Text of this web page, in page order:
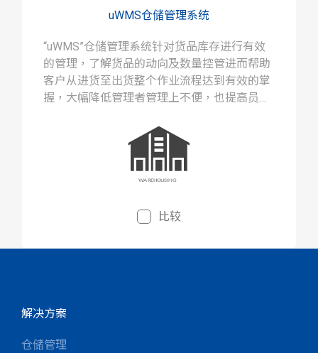
uWMS仓储管理系统
“uWMS”仓储管理系统针对货品库存进行有效
的管理，了解货品的动向及数量控管进而帮助
客户从进货至出货整个作业流程达到有效的掌
握，大幅降低管理者管理上不便，也提高员工
比较
解决方案
仓储管理